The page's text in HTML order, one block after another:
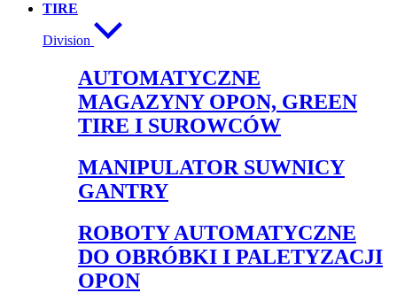
TIRE
Division
AUTOMATYCZNE
MAGAZYNY OPON, GREEN
TIRE I SUROWCÓW
MANIPULATOR SUWNICY
GANTRY
ROBOTY AUTOMATYCZNE
DO OBRÓBKI I PALETYZACJI
OPON